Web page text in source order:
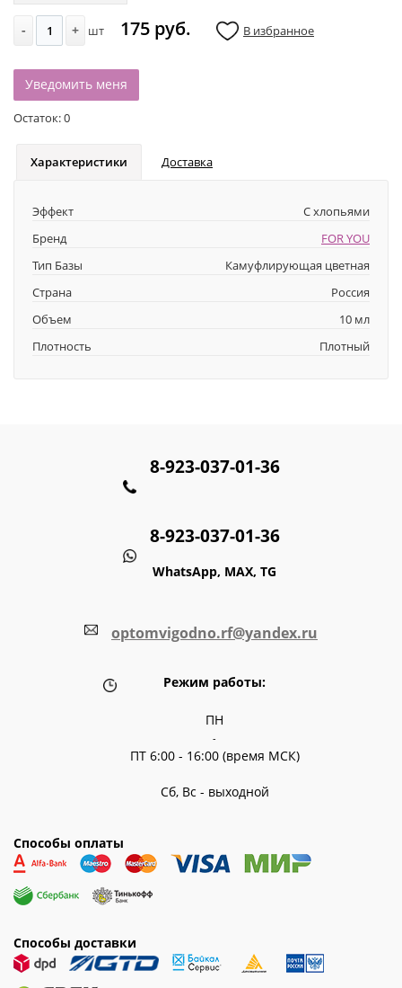
- + шт 175 руб. В избранное
Уведомить меня
Остаток:0
Характеристики Доставка
Эффект
С хлопьями
Бренд
FOR YOU
Тип Базы
Камуфлирующая цветная
Страна
Россия
Объем
10 мл
Плотность
Плотный
8-923-037-01-36
8-923-037-01-36
WhatsApp, MAX, TG
optomvigodno.rf@yandex.ru
Режим работы:
ПН
-
ПТ 6:00 - 16:00 (время МСК)
Сб, Вс - выходной
Способы оплаты
Способы доставки